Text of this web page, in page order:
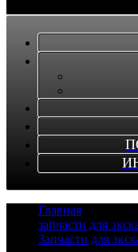
Главная
запчасти для
Запчасти для